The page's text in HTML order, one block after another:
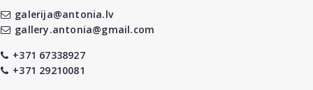
galerija@antonia.lv
gallery.antonia@gmail.com
+371 67338927
+371 29210081